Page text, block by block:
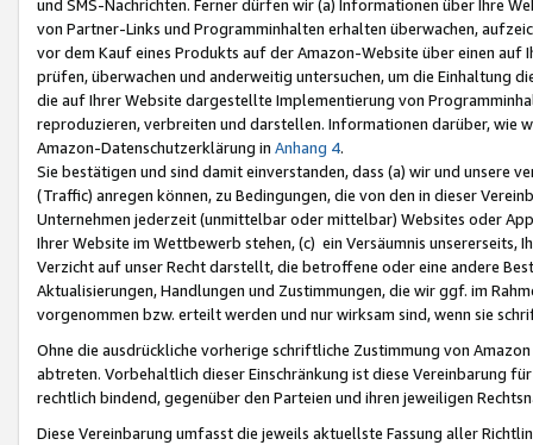
und SMS-Nachrichten. Ferner dürfen wir (a) Informationen über Ihre
von Partner-Links und Programminhalten erhalten überwachen,
vor dem Kauf eines Produkts auf der Amazon-Website über einen
prüfen, überwachen und anderweitig untersuchen, um die Einhaltung
die auf Ihrer Website dargestellte Implementierung von
reproduzieren, verbreiten und darstellen. Informationen darüber, wie
Amazon-Datenschutzerklärung in Anhang 4.
Sie bestätigen und sind damit einverstanden, dass (a) wir und
(Traffic) anregen können, zu Bedingungen, die von den in dieser
Unternehmen jederzeit (unmittelbar oder mittelbar) Websites oder
Ihrer Website im Wettbewerb stehen, (c) ein Versäumnis unsererseits,
Verzicht auf unser Recht darstellt, die betroffene oder eine andere
Aktualisierungen, Handlungen und Zustimmungen, die wir ggf. im
vorgenommen bzw. erteilt werden und nur wirksam sind, wenn sie
Ohne die ausdrückliche vorherige schriftliche Zustimmung von
abtreten. Vorbehaltlich dieser Einschränkung ist diese Vereinbarung
rechtlich bindend, gegenüber den Parteien und ihren jeweiligen
Diese Vereinbarung umfasst die jeweils aktuellste Fassung aller